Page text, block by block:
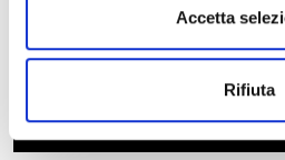
Accetta
Rifiuta
26LUG2026